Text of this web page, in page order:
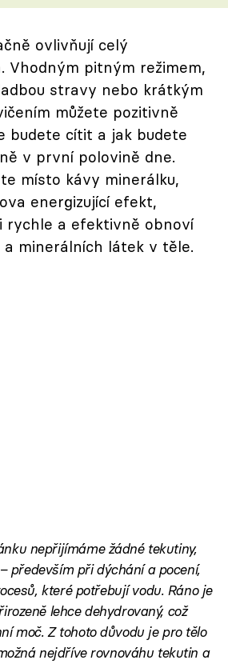
ovlivňují celý
Vhodným pitným režimem,
stravy nebo krátkým
můžete pozitivně
budete cítit a jak budete
v první polovině dne.
místo kávy minerálku,
energizující efekt,
rychle a efektivně obnoví
minerálních látek v těle.
nepřijímáme žádné tekutiny,
především při dýchání a pocení,
které potřebují vodu. Ráno je
lehce dehydrovaný, což
moč. Z tohoto důvodu je pro tělo
nejdříve rovnováhu tekutin a